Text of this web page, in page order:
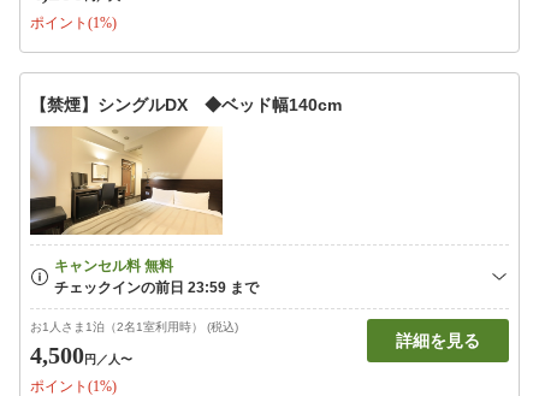
ポイント(1%)
【禁煙】シングルDX ◆ベッド幅140cm
お1人さま1泊（2名1室利用時） (税込)
4,500円 ／人〜
ポイント(1%)
詳細を見る